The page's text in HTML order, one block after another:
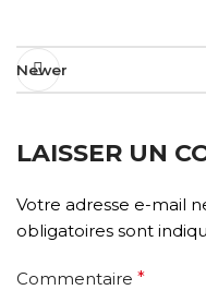
Newer
LAISSER UN
Votre adresse e-mail
obligatoires sont
Commentaire *